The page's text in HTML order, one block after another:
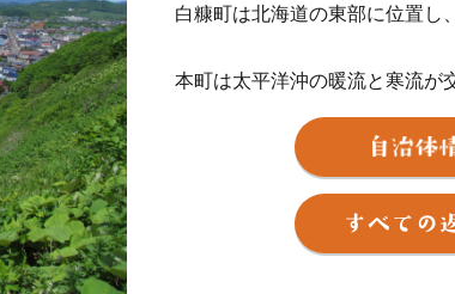
白糠町は北海道の東部に位置し
本町は太平洋沖の暖流と寒流が
じて様々な海産物が獲れるもの
こ、鮭、つぶ貝は築地市場を始
恵まれた漁場にある本町は水産
が、山に目を向けると、また様
しそを使った焼酎と言えば今